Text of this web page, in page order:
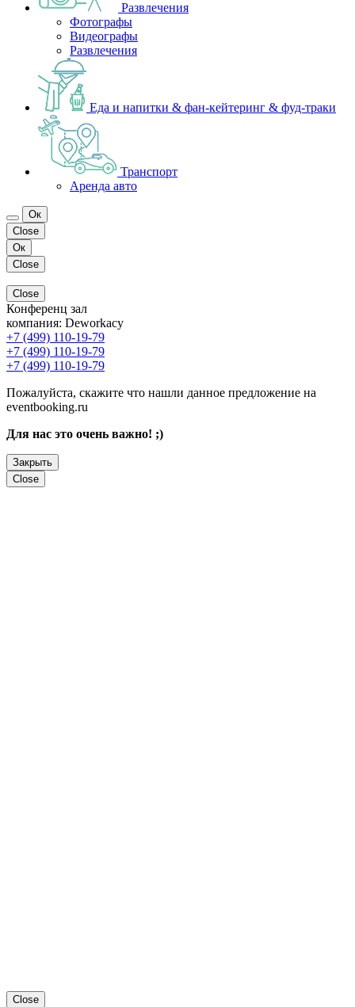
Развлечения
Фотографы
Видеографы
Развлечения
Еда и напитки & фан-кейтеринг & фуд-траки
Транспорт
Аренда авто
Ок
Close
Ок
Close
Close
Конференц зал
компания: Deworkacy
+7 (499) 110-19-79
+7 (499) 110-19-79
+7 (499) 110-19-79
Пожалуйста, скажите что нашли данное предложение на
eventbooking.ru
Для нас это очень важно! ;)
Закрыть
Close
Close